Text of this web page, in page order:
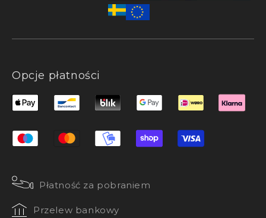
Opcje płatności
Płatność za pobraniem
Przelew bankowy